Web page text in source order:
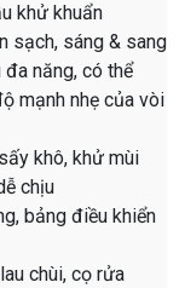
khử khuẩn
sạch, sáng & sang
năng, có thể
mạnh nhẹ của vòi
khô, khử mùi
chịu
bảng điều khiển
chùi, cọ rửa